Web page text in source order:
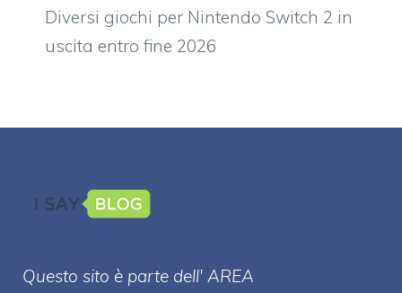
Diversi giochi per Nintendo Switch 2 in
uscita entro fine 2026
Questo sito è parte dell' AREA